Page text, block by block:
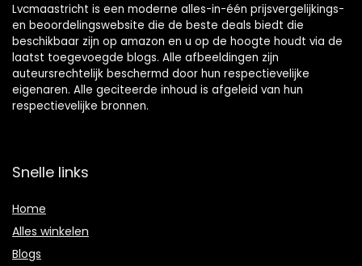
Lvcmaastricht is een moderne alles-in-één prijsvergelijkings-
en beoordelingswebsite die de beste deals biedt die
beschikbaar zijn op amazon en u op de hoogte houdt via de
laatst toegevoegde blogs. Alle afbeeldingen zijn
auteursrechtelijk beschermd door hun respectievelijke
eigenaren. Alle geciteerde inhoud is afgeleid van hun
respectievelijke bronnen.
Snelle links
Home
Alles winkelen
Blogs